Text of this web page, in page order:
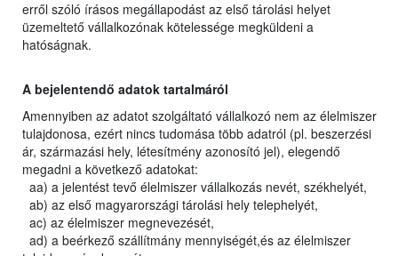
erről szóló írásos megállapodást az első tárolási helyet
üzemeltető vállalkozónak kötelessége megküldeni a
hatóságnak.
A bejelentendő adatok tartalmáról
Amennyiben az adatot szolgáltató vállalkozó nem az élelmiszer
tulajdonosa, ezért nincs tudomása több adatról (pl. beszerzési
ár, származási hely, létesítmény azonosító jel), elegendő
megadni a következő adatokat:
aa) a jelentést tevő élelmiszer vállalkozás nevét, székhelyét,
ab) az első magyarországi tárolási hely telephelyét,
ac) az élelmiszer megnevezését,
ad) a beérkező szállítmány mennyiségét,és az élelmiszer